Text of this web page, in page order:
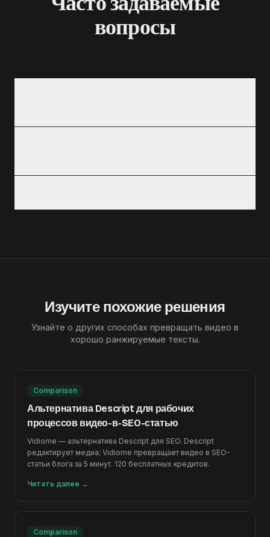
вопросы
Изучите похожие решения
Узнайте о других способах превращать видео в
хорошо ранжируемые тексты.
Comparison
Альтернатива Descript для рабочих
процессов видео-в-SEO-статью
Vidiome — альтернатива Descript для SEO. Descript
редактирует медиа; Vidiome превращает видео в SEO-
статьи блога за 5 минут. 120 бесплатных кредитов.
Читать далее →
Comparison